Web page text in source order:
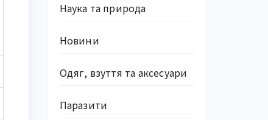
Наука та природа
Новини
Одяг, взуття та аксесуари
Паразити